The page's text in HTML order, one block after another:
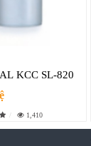
KCC SL-820
1,410